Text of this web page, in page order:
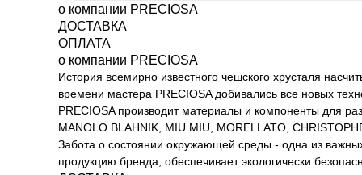
о компании PRECIOSA
ДОСТАВКА
ОПЛАТА
о компании PRECIOSA
История всемирно известного чешского хрусталя
времени мастера PRECIOSA добивались все новых
PRECIOSA производит материалы и компоненты для
MANOLO BLAHNIK, MIU MIU, MORELLATO,
Забота о состоянии окружающей среды - одна из
продукцию бренда, обеспечивает экологически